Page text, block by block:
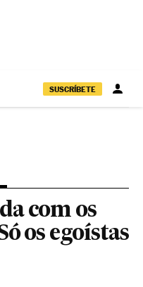
SUSCRÍBETE
com os
os egoístas